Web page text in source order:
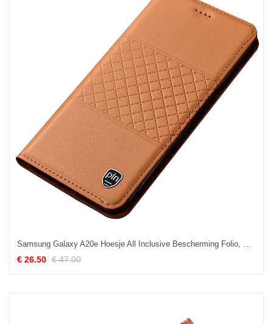
Samsung Galaxy A20e Hoesje All Inclusive Bescherming Folio, Samsung Galaxy A20e Hoesje Geel Mobiele Telefoon Beige
€ 26.50 € 47.00